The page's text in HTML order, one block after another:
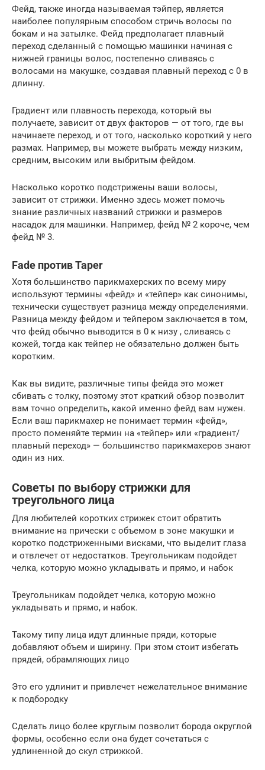
Фейд, также иногда называемая тэйпер, является
наиболее популярным способом стричь волосы по
бокам и на затылке. Фейд предполагает плавный
переход сделанный с помощью машинки начиная с
нижней границы волос, постепенно сливаясь с
волосами на макушке, создавая плавный переход с 0 в
длинну.
Градиент или плавность перехода, который вы
получаете, зависит от двух факторов — от того, где вы
начинаете переход, и от того, насколько короткий у него
размах. Например, вы можете выбрать между низким,
средним, высоким или выбритым фейдом.
Насколько коротко подстрижены ваши волосы,
зависит от стрижки. Именно здесь может помочь
знание различных названий стрижки и размеров
насадок для машинки. Например, фейд № 2 короче, чем
фейд № 3.
Fade против Taper
Хотя большинство парикмахерских по всему миру
используют термины «фейд» и «тейпер» как синонимы,
технически существует разница между определениями.
Разница между фейдом и тейпером заключается в том,
что фейд обычно выводится в 0 к низу , сливаясь с
кожей, тогда как тейпер не обязательно должен быть
коротким.
Как вы видите, различные типы фейда это может
сбивать с толку, поэтому этот краткий обзор позволит
вам точно определить, какой именно фейд вам нужен.
Если ваш парикмахер не понимает термин «фейд»,
просто поменяйте термин на «тейпер» или «градиент/
плавный переход» — большинство парикмахеров знают
один из них.
Советы по выбору стрижки для
треугольного лица
Для любителей коротких стрижек стоит обратить
внимание на прически с объемом в зоне макушки и
коротко подстриженными висками, что выделит глаза
и отвлечет от недостатков. Треугольникам подойдет
челка, которую можно укладывать и прямо, и набок
Треугольникам подойдет челка, которую можно
укладывать и прямо, и набок.
Такому типу лица идут длинные пряди, которые
добавляют объем и ширину. При этом стоит избегать
прядей, обрамляющих лицо
Это его удлинит и привлечет нежелательное внимание
к подбородку
Сделать лицо более круглым позволит борода округлой
формы, особенно если она будет сочетаться с
удлиненной до скул стрижкой.